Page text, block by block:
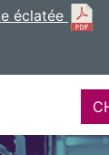
éclatée